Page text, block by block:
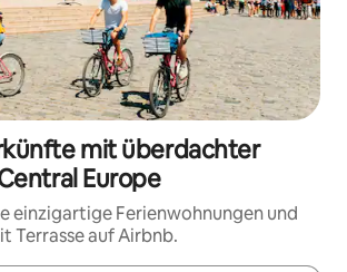
mit überdachter
Europe
einzigartige Ferienwohnungen und
Terrasse auf Airbnb.